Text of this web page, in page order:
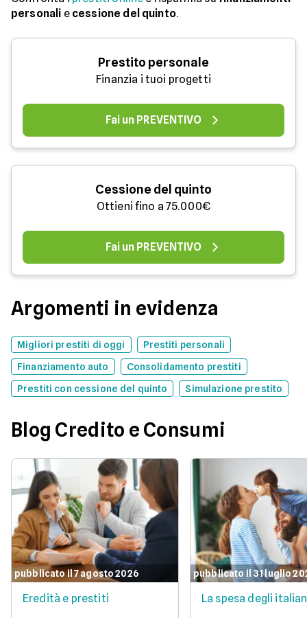
personali e cessione del quinto.
Prestito personale
Finanzia i tuoi progetti
Fai un PREVENTIVO
Cessione del quinto
Ottieni fino a 75.000€
Fai un PREVENTIVO
Argomenti in evidenza
Migliori prestiti di oggi
Prestiti personali
Finanziamento auto
Consolidamento prestiti
Prestiti con cessione del quinto
Simulazione prestito
Blog Credito e Consumi
pubblicato il 7 agosto 2026
Eredità e prestiti
pubblicato il 31 luglio
La spesa degli